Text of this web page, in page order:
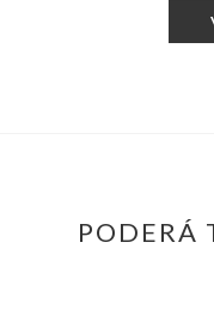
PODERÁ